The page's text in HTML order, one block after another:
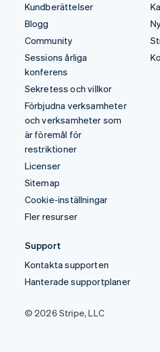
Kundberättelser
Blogg
Community
Sessions årliga
konferens
Sekretess och villkor
Förbjudna verksamheter
och verksamheter som
är föremål för
restriktioner
Licenser
Sitemap
Cookie-inställningar
Fler resurser
Support
Kontakta supporten
Hanterade supportplaner
© 2026 Stripe, LLC